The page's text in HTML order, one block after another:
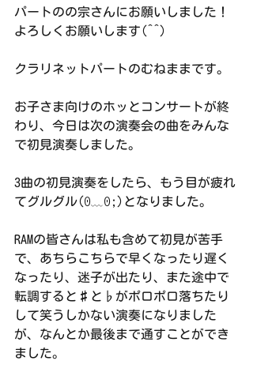
パートのの宗さんにお願いしました！
よろしくお願いします(^^)
クラリネットパートのむねままです。
お子さま向けのホッとコンサートが終
わり、今日は次の演奏会の曲をみんな
で初見演奏しました。
3曲の初見演奏をしたら、もう目が疲れ
てグルグル(⁠ꏿ⁠﹏⁠ꏿ⁠;⁠)となりました。
RAMの皆さんは私も含めて初見が苦手
で、あちらこちらで早くなったり遅く
なったり、迷子が出たり、また途中で
転調すると♯と♭がポロポロ落ちたり
して笑うしかない演奏になりました
が、なんとか最後まで通すことができ
ました。